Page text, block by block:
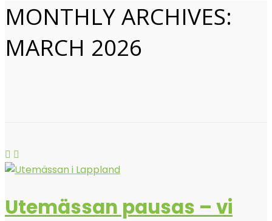
MONTHLY ARCHIVES:
MARCH 2026
Utemässan pausas – vi